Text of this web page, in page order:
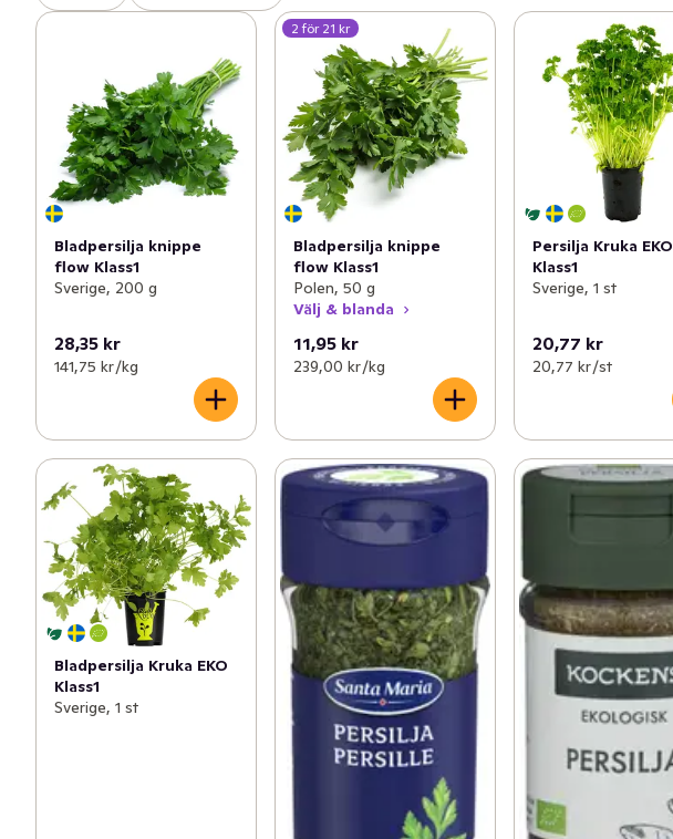
Bladpersilja knippe
flow Klass1
Sverige, 200 g
28,35 kr
141,75 kr /kg
2 för 21 kr
Bladpersilja knippe
flow Klass1
Polen, 50 g
Välj & blanda
11,95 kr
239,00 kr /kg
Persilja Kruka EKO
Klass1
Sverige, 1 st
20,77 kr
20,77 kr /st
Bladpersilja Kruka EKO
Klass1
Sverige, 1 st